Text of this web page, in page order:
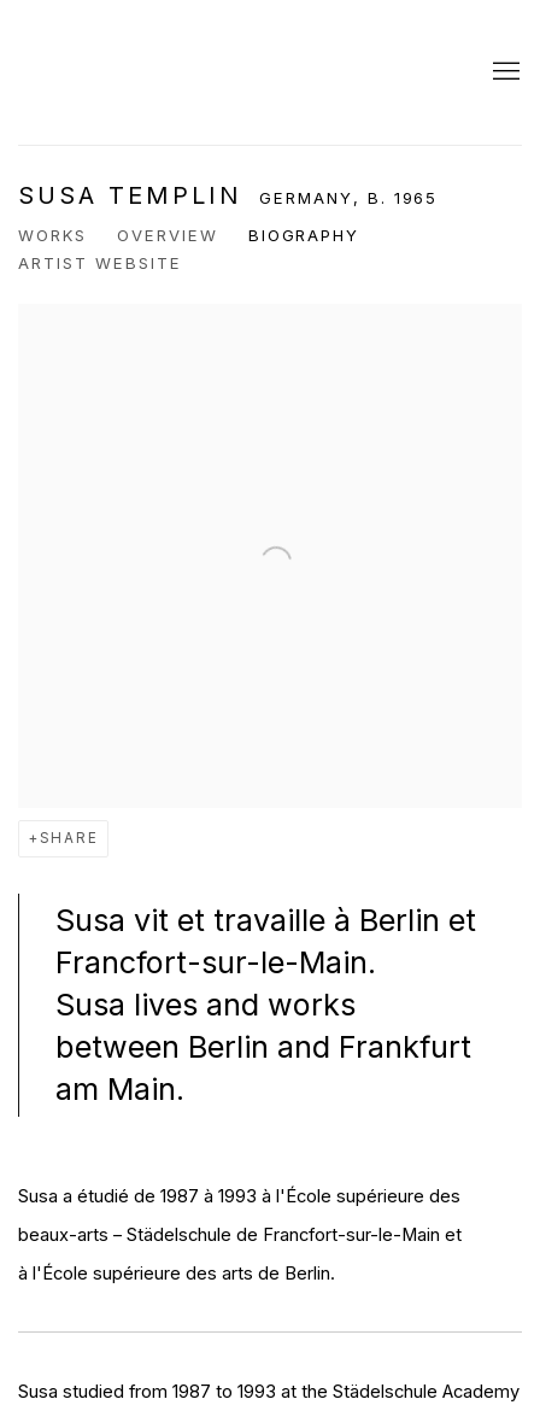
SUSA TEMPLIN GERMANY, B. 1965
WORKS
OVERVIEW
BIOGRAPHY
ARTIST WEBSITE
SHARE
Susa vit et travaille à Berlin et
Francfort-sur-le-Main.
Susa lives and works
between Berlin and Frankfurt
am Main.
Susa a étudié de 1987 à 1993 à l'École supérieure des
beaux-arts – Städelschule de Francfort-sur-le-Main et
à l'École supérieure des arts de Berlin.
Susa studied from 1987 to 1993 at the Städelschule Academy